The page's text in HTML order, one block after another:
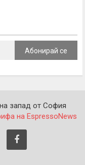
Абонирай се
запад от София
на EspressoNews